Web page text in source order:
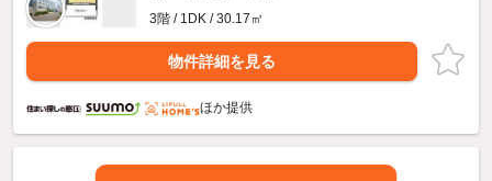
3階 / 1DK / 30.17㎡
物件詳細を見る
ほか提供